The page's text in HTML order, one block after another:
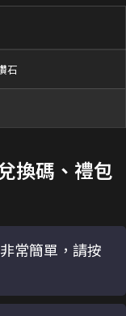
石
換碼、禮包
常簡單，請按